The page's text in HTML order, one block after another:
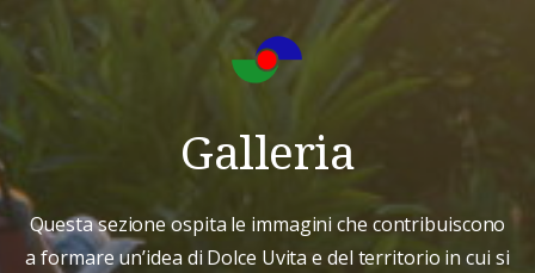
Galleria
Questa sezione ospita le immagini che contribuiscono
a formare un’idea di Dolce Uvita e del territorio in cui si